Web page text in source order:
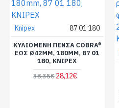
Knipex 87 01 180
ΚΥΛΙΌΜΕΝΗ ΠΈΝΣΑ COBRA®
ΈΩΣ Ø42MM, 180MM, 87 01
180, KNIPEX
38,35€ 28,12€